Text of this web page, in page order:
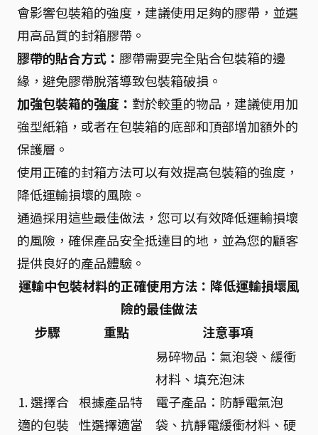
會影響包裝箱的強度，建議使用足夠的膠帶，並選
用高品質的封箱膠帶。
膠帶的貼合方式： 膠帶需要完全貼合包裝箱的邊
緣，避免膠帶脫落導致包裝箱破損。
加強包裝箱的強度： 對於較重的物品，建議使用加
強型紙箱，或者在包裝箱的底部和頂部增加額外的
保護層。
使用正確的封箱方法可以有效提高包裝箱的強度，
降低運輸損壞的風險。
通過採用這些最佳做法，您可以有效降低運輸損壞
的風險，確保產品安全抵達目的地，並為您的顧客
提供良好的產品體驗。
運輸中包裝材料的正確使用方法：降低運輸損壞風
險的最佳做法
步驟
重點 注意事項
1. 選擇合
適的包裝
根據產品特
性選擇適當
易碎物品：氣泡袋、緩衝
材料、填充泡沫
電子產品：防靜電氣泡
袋、抗靜電緩衝材料、硬